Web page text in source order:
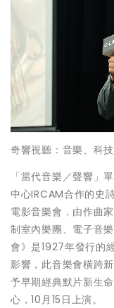
奇響視聽：音樂、科
「當代音樂／聲響」
中心IRCAM合作的史
電影音樂會，由作曲
制室內樂團、電子音
會》是1927年發行的
影響，此音樂會橫跨
予早期經典默片新生
心，10月15日上演。